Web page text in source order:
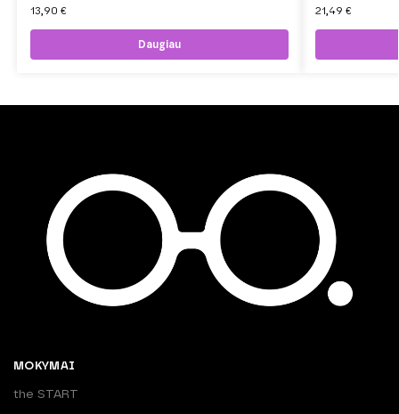
13,90 €
Daugiau
21,49 €
MOKYMAI
the START